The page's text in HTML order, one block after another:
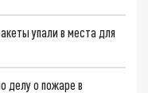
упали в места для
делу о пожаре в